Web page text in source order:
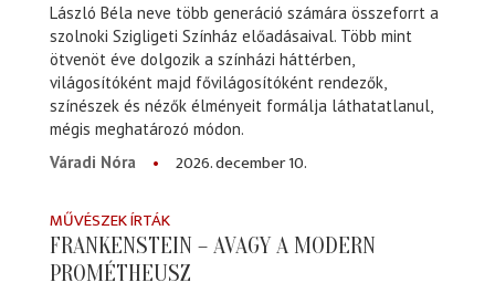
László Béla neve több generáció számára összeforrt a
szolnoki Szigligeti Színház előadásaival. Több mint
ötvenöt éve dolgozik a színházi háttérben,
világosítóként majd fővilágosítóként rendezők,
színészek és nézők élményeit formálja láthatatlanul,
mégis meghatározó módon.
Váradi Nóra
2026. december 10.
MŰVÉSZEK ÍRTÁK
FRANKENSTEIN – AVAGY A MODERN
PROMÉTHEUSZ